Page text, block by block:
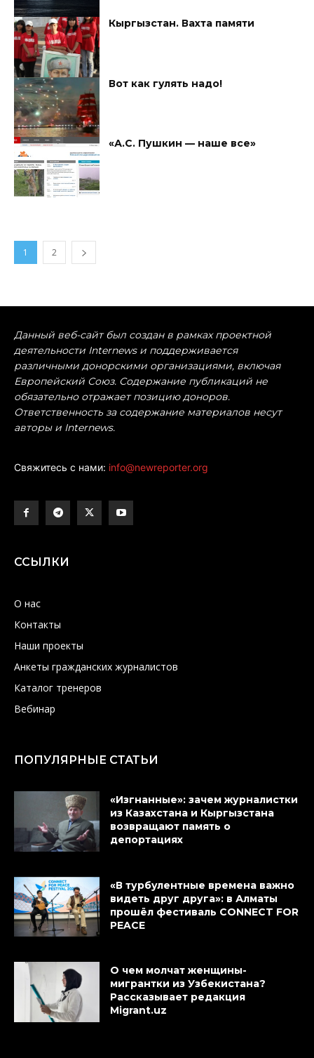
Кыргызстан. Вахта памяти
Вот как гулять надо!
«А.С. Пушкин — наше все»
1 2
Данный веб-сайт был создан в рамках проектной
деятельности Internews и поддерживается
различными донорскими организациями, включая
Европейский Союз. Содержание публикаций не
обязательно отражает позицию доноров.
Ответственность за содержание материалов несут
авторы и Internews.
Свяжитесь с нами: info@newreporter.org
ССЫЛКИ
О нас
Контакты
Наши проекты
Анкеты гражданских журналистов
Каталог тренеров
Вебинар
ПОПУЛЯРНЫЕ СТАТЬИ
«Изгнанные»: зачем журналистки
из Казахстана и Кыргызстана
возвращают память о
депортациях
«В турбулентные времена важно
видеть друг друга»: в Алматы
прошёл фестиваль CONNECT FOR
PEACE
О чем молчат женщины-
мигрантки из Узбекистана?
Рассказывает редакция
Migrant.uz